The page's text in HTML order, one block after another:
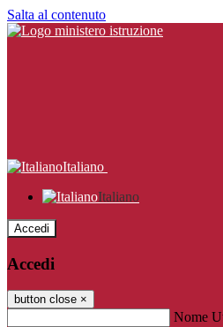
Salta al contenuto
Italiano
Italiano
Accedi
Accedi
button close ×
Nome